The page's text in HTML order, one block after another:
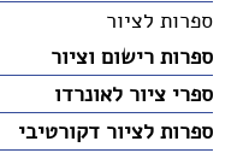
ספרות לציור
ספרות רישום וציור
ספרי ציור לאונרדו
ספרות לציור דקורטיבי